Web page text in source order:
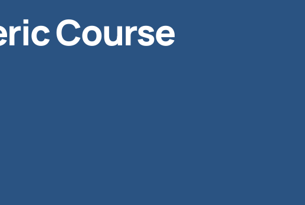
Course